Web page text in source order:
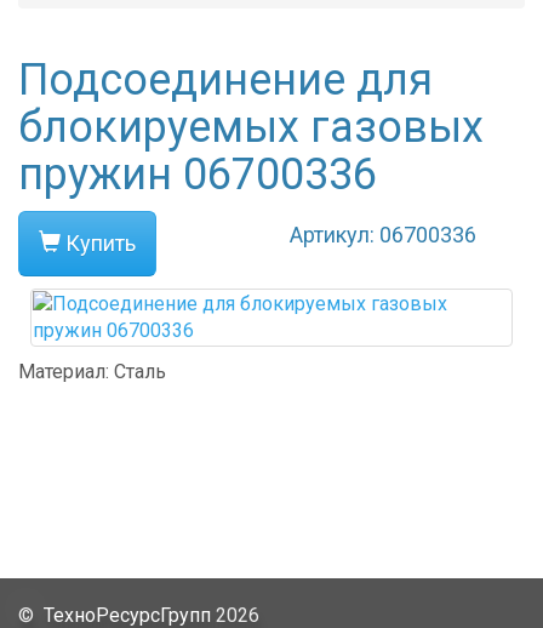
Подсоединение для
блокируемых газовых
пружин 06700336
Купить Артикул: 06700336
Материал: Сталь
© ТехноРесурсГрупп 2026